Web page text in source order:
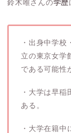
鈴木唯さんの学歴
・出身中学
立の東京女学
である可能性
・大学は早
ある。
・大学在籍